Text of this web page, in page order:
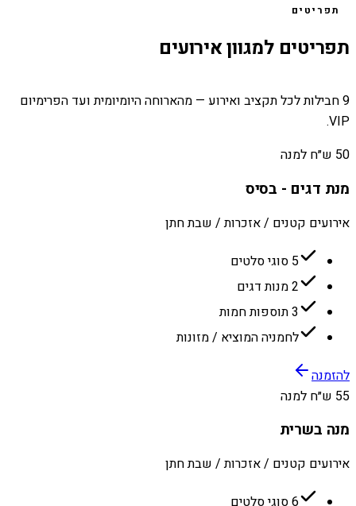
תפריטים
תפריטים למגוון אירועים
9 חבילות לכל תקציב ואירוע — מהארוחה היומיומית ועד הפרימיום
VIP.
50 ש״ח למנה
מנת דגים - בסיס
אירועים קטנים / אזכרות / שבת חתן
5 סוגי סלטים
2 מנות דגים
3 תוספות חמות
לחמניה המוציא / מזונות
להזמנה
55 ש״ח למנה
מנה בשרית
אירועים קטנים / אזכרות / שבת חתן
6 סוגי סלטים